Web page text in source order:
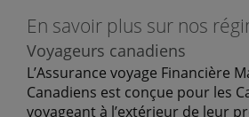
En savoir plus sur nos
Voyageurs canadiens
L’Assurance voyage Financière
Canadiens est conçue pour les
voyageant à l’extérieur de leur